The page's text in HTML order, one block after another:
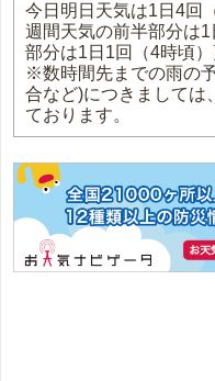
今日明日天気は1日4回
週間天気の前半部分は
部分は1日1回（4時頃）
※数時間先までの雨の
合など)につきましては
ております。